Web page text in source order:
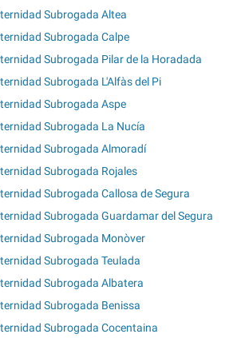
Subrogada Altea
Subrogada Calpe
Subrogada Pilar de la Horadada
Subrogada L'Alfàs del Pi
Subrogada Aspe
Subrogada La Nucía
Subrogada Almoradí
Subrogada Rojales
Subrogada Callosa de Segura
Subrogada Guardamar del Segura
Subrogada Monòver
Subrogada Teulada
Subrogada Albatera
Subrogada Benissa
Subrogada Cocentaina